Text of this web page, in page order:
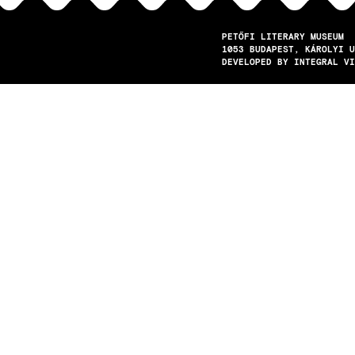
PETŐFI LITERARY MUSEUM
1053
BUDAPEST
KÁROLYI
DEVELOPED BY INTEGRAL